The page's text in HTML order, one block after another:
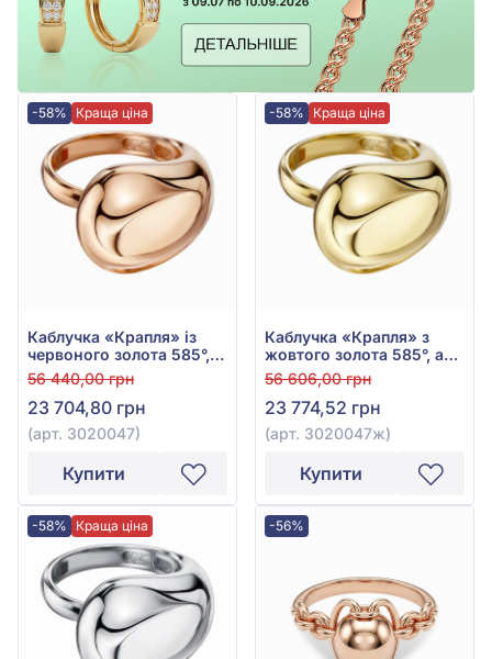
-58% Краща ціна
Каблучка «Крапля» із
червоного золота 585°,
без вставки, арт.
3020047
56 440,00 грн
23 704,80 грн
(арт. 3020047)
Купити
-58% Краща ціна
Каблучка «Крапля» з
жовтого золота 585°, арт.
3020047ж
56 606,00 грн
23 774,52 грн
(арт. 3020047ж)
Купити
-58% Краща ціна -56%